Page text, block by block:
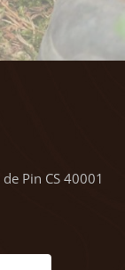
Pin CS 40001